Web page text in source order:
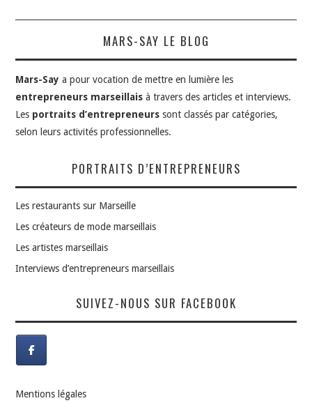
MARS-SAY LE BLOG
Mars-Say a pour vocation de mettre en lumière les
entrepreneurs marseillais à travers des articles et interviews.
Les portraits d’entrepreneurs sont classés par catégories,
selon leurs activités professionnelles.
PORTRAITS D’ENTREPRENEURS
Les restaurants sur Marseille
Les créateurs de mode marseillais
Les artistes marseillais
Interviews d’entrepreneurs marseillais
SUIVEZ-NOUS SUR FACEBOOK
Mentions légales